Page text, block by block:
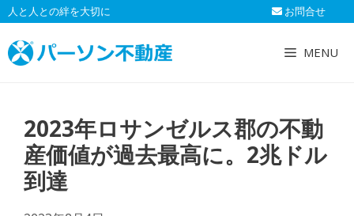
コ
ン
テ
ン
人と人との絆を大切に お問合せ
MENU
2023年ロサンゼルス郡の不動
産価値が過去最高に。2兆ドル
到達